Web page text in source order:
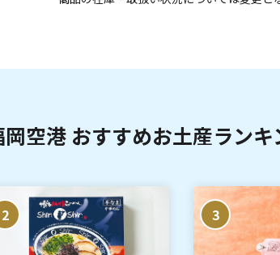
空港 おすすめお土産ラン
2 3